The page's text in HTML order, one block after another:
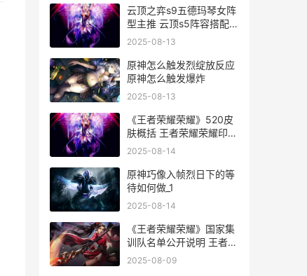
云顶之弈s9五德玛琴女阵
型主推 云顶s5阵容搭配德
莱文_1
2025-08-13
原神怎么触发烈绽放反应
原神怎么触发爆炸
2025-08-13
《王者荣耀荣耀》520皮
肤概括 王者荣耀荣耀印记
多少星
2025-08-14
原神巧像入帧烈日下的等
待如何做_1
2025-08-14
《王者荣耀荣耀》国家集
训队名单公开说明 王者荣
耀荣耀称号在哪里设置-
2025-08-09